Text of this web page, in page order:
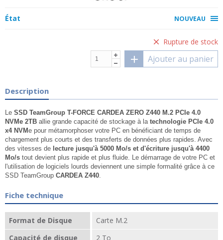
État NOUVEAU
Rupture de stock
Ajouter au panier
Description
Le SSD TeamGroup T-FORCE CARDEA ZERO Z440 M.2 PCIe 4.0
NVMe 2TB allie grande capacité de stockage à la technologie PCIe 4.0
x4 NVMe pour métamorphoser votre PC en bénéficiant de temps de
chargement plus courts et des transferts de données plus rapides. Avec
des vitesses de lecture jusqu'à 5000 Mo/s et d'écriture jusqu'à 4400
Mo/s tout devient plus rapide et plus fluide. Le démarrage de votre PC et
l'utilisation de logiciels lourds deviennent une simple formalité grâce à ce
SSD TeamGroup CARDEA Z440.
Fiche technique
Format de Disque
Carte M.2
Capacité de disque
2 To